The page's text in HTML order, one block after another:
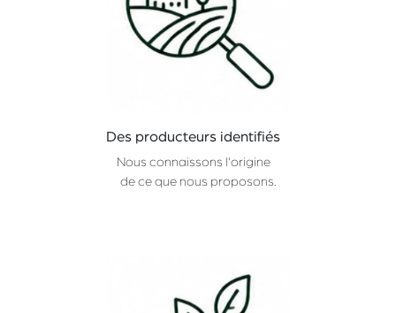
Des producteurs identifiés
Nous connaissons l'origine
de ce que nous proposons.